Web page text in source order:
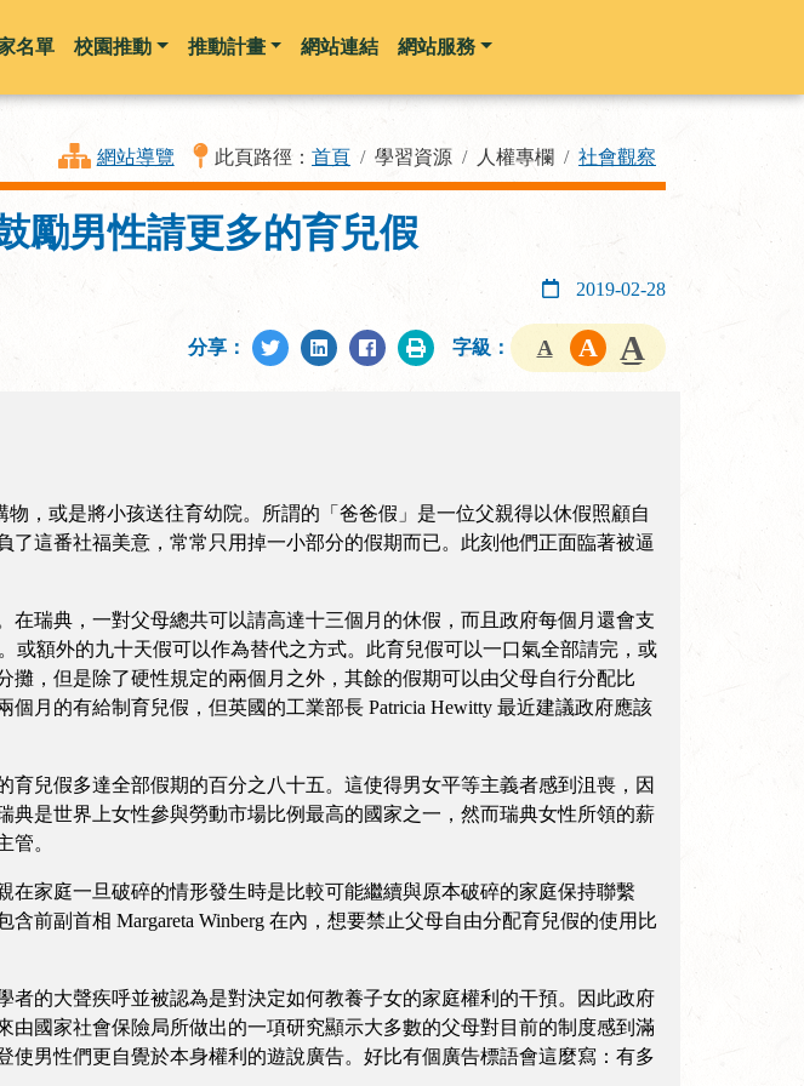
到主要內容
名單 校園推動 推動計畫 網站連結 網站服務
網站導覽 此頁路徑： 首頁 學習資源 人權專欄 社會觀察
勵男性請更多的育兒假
2019-02-28
分享： 字級：
或是將小孩送往育幼院。所謂的「爸爸假」是一位父親得以休假照顧自
這番社福美意，常常只用掉一小部分的假期而已。此刻他們正面臨著被逼
瑞典，一對父母總共可以請高達十三個月的休假，而且政府每個月還會支
或額外的九十天假可以作為替代之方式。此育兒假可以一口氣全部請完，或
，但是除了硬性規定的兩個月之外，其餘的假期可以由父母自行分配比
月的有給制育兒假，但英國的工業部長 Patricia Hewitty 最近建議政府應該
假多達全部假期的百分之八十五。這使得男女平等主義者感到沮喪，因
是世界上女性參與勞動市場比例最高的國家之一，然而瑞典女性所領的薪
管。
家庭一旦破碎的情形發生時是比較可能繼續與原本破碎的家庭保持聯繫
前副首相 Margareta Winberg 在內，想要禁止父母自由分配育兒假的使用比
的大聲疾呼並被認為是對決定如何教養子女的家庭權利的干預。因此政府
國家社會保險局所做出的一項研究顯示大多數的父母對目前的制度感到滿
男性們更自覺於本身權利的遊說廣告。好比有個廣告標語會這麼寫：有多